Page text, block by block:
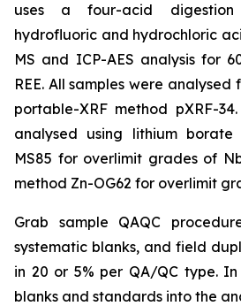
uses a four-acid digestion
hydrofluoric and hydrochloric
MS and ICP-AES analysis for
REE. All samples were analysed
portable-XRF method pXRF-
analysed using lithium borate
MS85 for overlimit grades of
method Zn-OG62 for overlimit
Grab sample QAQC
systematic blanks, and field
in 20 or 5% per QA/QC type.
blanks and standards into the